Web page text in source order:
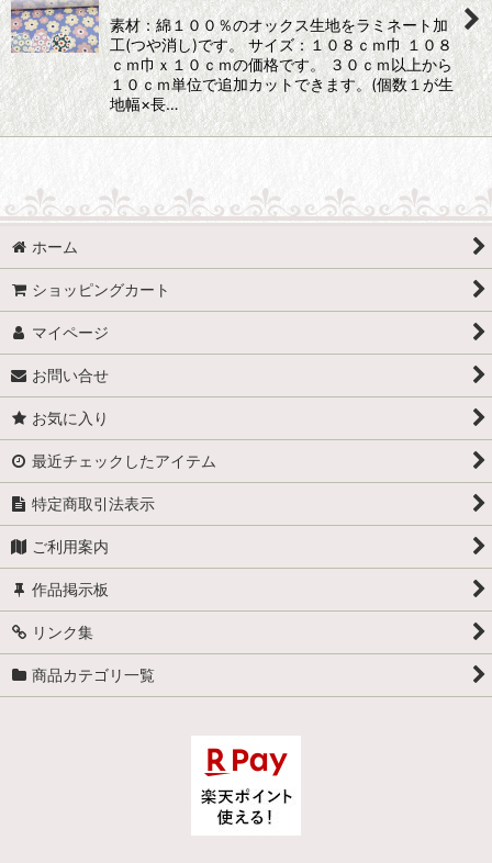
素材：綿１００％のオックス生地をラミネート加
工(つや消し)です。 サイズ：１０８ｃｍ巾 １０８
ｃｍ巾ｘ１０ｃｍの価格です。 ３０ｃｍ以上から
１０ｃｍ単位で追加カットできます。(個数１が生
地幅×長…
ホーム
ショッピングカート
マイページ
お問い合せ
お気に入り
最近チェックしたアイテム
特定商取引法表示
ご利用案内
作品掲示板
リンク集
商品カテゴリ一覧